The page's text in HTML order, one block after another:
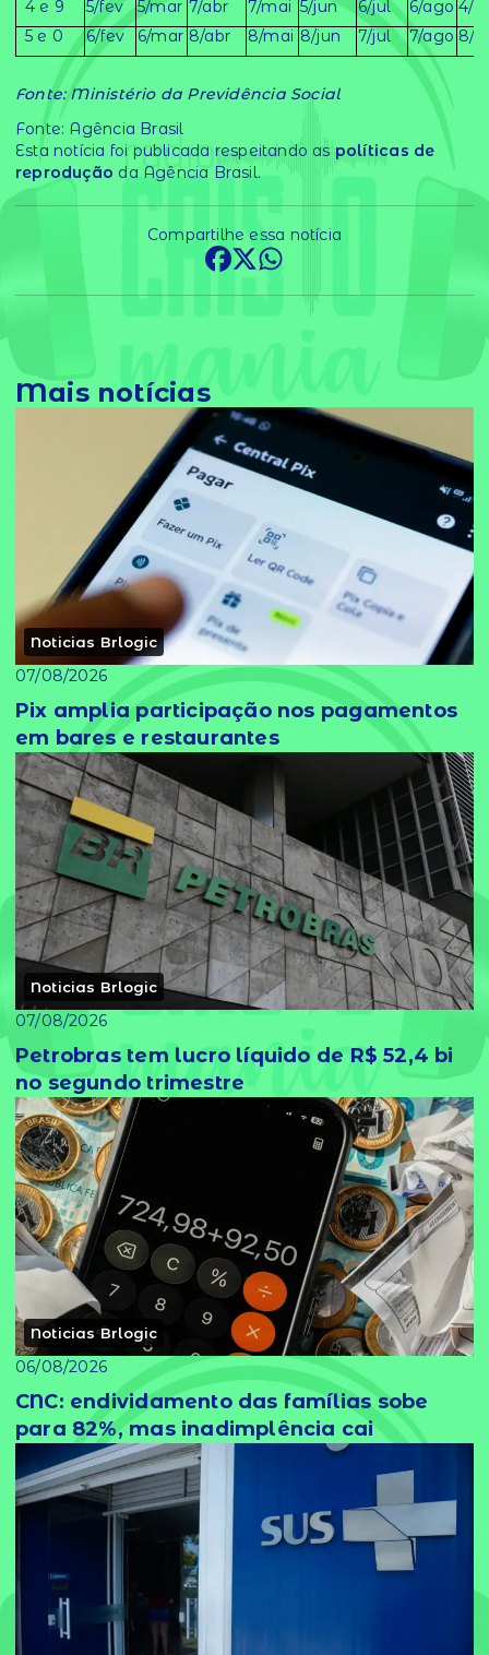
4 e 9 5/fev 5/mar 7/abr 7/mai 5/jun 6/jul 6/ago 4/
5 e 0
6/fev 6/mar 8/abr 8/mai 8/jun 7/jul 7/ago 8/
Fonte: Ministério da Previdência Social
Fonte: Agência Brasil
Esta notícia foi publicada respeitando as políticas de
reprodução da Agência Brasil.
Compartilhe essa notícia
Mais notícias
Noticias Brlogic
07/08/2026
Pix amplia participação nos pagamentos
em bares e restaurantes
Noticias Brlogic
07/08/2026
Petrobras tem lucro líquido de R$ 52,4 bi
no segundo trimestre
Noticias Brlogic
06/08/2026
CNC: endividamento das famílias sobe
para 82%, mas inadimplência cai